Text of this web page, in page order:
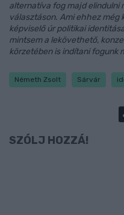
alternatíva fog majd elindulni
választáson. Ami ehhez még
képviselő úr politikai
mintsem a lekövethető,
körzetében is indítani fogunk
Németh Zsolt Sárvár
SZÓLJ HOZZÁ!